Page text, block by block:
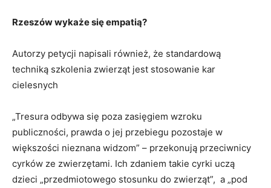
Rzeszów wykaże się empatią?
Autorzy petycji napisali również, że standardową
techniką szkolenia zwierząt jest stosowanie kar
cielesnych
„Tresura odbywa się poza zasięgiem wzroku
publiczności, prawda o jej przebiegu pozostaje w
większości nieznana widzom” – przekonują przeciwnicy
cyrków ze zwierzętami. Ich zdaniem takie cyrki uczą
dzieci „przedmiotowego stosunku do zwierząt”, a „pod